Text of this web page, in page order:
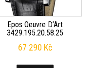
Epos Oeuvre D’Art
3429.195.20.58.25
67 290 Kč